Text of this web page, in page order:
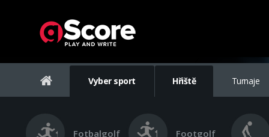
Vyber sport Hřiště Turnaje
Fotbalgolf Footgolf